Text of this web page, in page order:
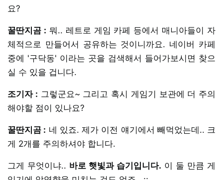
요?
꿀딴지곰 : 뭐.. 레트로 게임 카페 등에서 매니아들이 자
체적으로 만들어서 공유하는 것이니까요. 네이버 카페
중에 '구닥동' 이라는 곳을 검색해서 들어가보시면 찾으
실 수 있을 겁니다.
조기자 : 그렇군요~ 그리고 혹시 게임기 보관에 더 주의
해야할 점이 있나요?
꿀딴지곰 : 네 있죠. 제가 이전 얘기에서 빼먹었는데.. 크
게 2개를 주의하셔야 합니다.
그게 무엇이냐.. 바로 햇빛과 습기입니다. 이 둘 만큼 게